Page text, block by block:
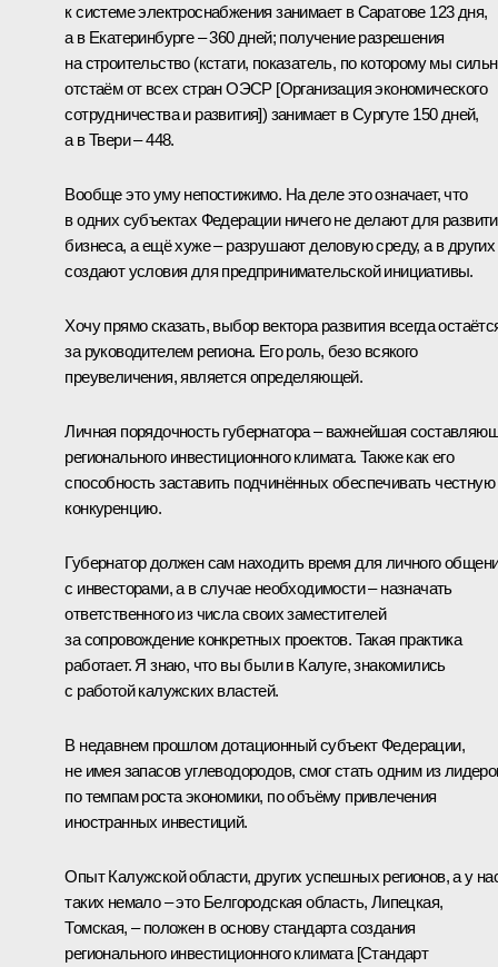
к системе электроснабжения занимает в Саратове 123 дня,
а в Екатеринбурге – 360 дней; получение разрешения
на строительство (кстати, показатель, по которому мы
отстаём от всех стран ОЭСР [Организация экономического
сотрудничества и развития]) занимает в Сургуте 150 дней,
а в Твери – 448.
Вообще это уму непостижимо. На деле это означает, что
в одних субъектах Федерации ничего не делают для
бизнеса, а ещё хуже – разрушают деловую среду, а в других
создают условия для предпринимательской инициативы.
Хочу прямо сказать, выбор вектора развития всегда
за руководителем региона. Его роль, безо всякого
преувеличения, является определяющей.
Личная порядочность губернатора – важнейшая
регионального инвестиционного климата. Также как его
способность заставить подчинённых обеспечивать честную
конкуренцию.
Губернатор должен сам находить время для личного
с инвесторами, а в случае необходимости – назначать
ответственного из числа своих заместителей
за сопровождение конкретных проектов. Такая практика
работает. Я знаю, что вы были в Калуге, знакомились
с работой калужских властей.
В недавнем прошлом дотационный субъект Федерации,
не имея запасов углеводородов, смог стать одним из
по темпам роста экономики, по объёму привлечения
иностранных инвестиций.
Опыт Калужской области, других успешных регионов, а у
таких немало – это Белгородская область, Липецкая,
Томская, – положен в основу стандарта создания
регионального инвестиционного климата [Стандарт